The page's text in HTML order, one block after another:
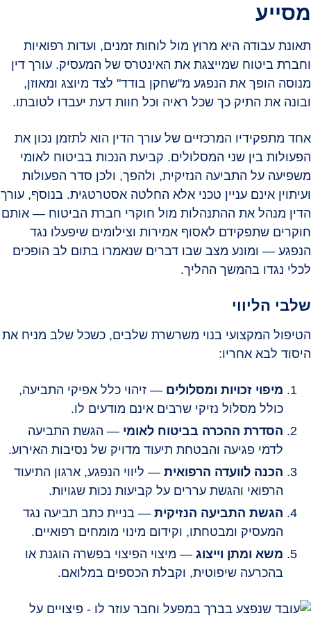
מסייע
תאונת עבודה היא מרוץ מול לוחות זמנים, ועדות רפואיות
וחברת ביטוח שמייצגת את האינטרס של המעסיק. עורך דין
מנוסה הופך את הנפגע מ"שחקן בודד" לצד מיוצג ומאוזן,
ובונה את התיק כך שכל ראיה וכל חוות דעת יעבדו לטובתו.
אחד מתפקידיו המרכזיים של עורך הדין הוא לתזמן נכון את
הפעולות בין שני המסלולים. קביעת הנכות בביטוח לאומי
משפיעה על התביעה הנזיקית, ולהפך, ולכן סדר הפעולות
ועיתוין אינם עניין טכני אלא החלטה אסטרטגית. בנוסף, עורך
הדין מנהל את ההתנהלות מול חוקרי חברת הביטוח — אותם
חוקרים שתפקידם לאסוף אמירות וצילומים שיפעלו נגד
הנפגע — ומונע מצב שבו דברים שנאמרו בתום לב הופכים
לכלי נגדו בהמשך ההליך.
שלבי הליווי
הטיפול המקצועי בנוי משרשרת שלבים, כשכל שלב מניח את
היסוד לבא אחריו:
מיפוי זכויות ומסלולים — זיהוי כלל אפיקי התביעה,
כולל מסלול נזיקי שרבים אינם מודעים לו.
הסדרת ההכרה בביטוח לאומי — הגשת התביעה
לדמי פגיעה והבטחת תיעוד מדויק של נסיבות האירוע.
הכנה לוועדה הרפואית — ליווי הנפגע, ארגון התיעוד
הרפואי והגשת עררים על קביעות נכות שגויות.
הגשת התביעה הנזיקית — בניית כתב תביעה נגד
המעסיק ומבטחתו, וקידום מינוי מומחים רפואיים.
משא ומתן וייצוג — מיצוי הפיצוי בפשרה הוגנת או
בהכרעה שיפוטית, וקבלת הכספים במלואם.